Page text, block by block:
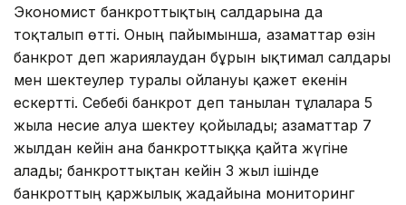
Экономист банкроттықтың салдарына да
тоқталып өтті. Оның пайымынша, азаматтар өзін
банкрот деп жариялаудан бұрын ықтимал салдары
мен шектеулер туралы ойлануы қажет екенін
ескертті. Себебі банкрот деп танылған тұлғаларға 5
жылға несие алуға шектеу қойылады; азаматтар 7
жылдан кейін ғана банкроттыққа қайта жүгіне
алады; банкроттықтан кейін 3 жыл ішінде
банкроттың қаржылық жағдайына мониторинг